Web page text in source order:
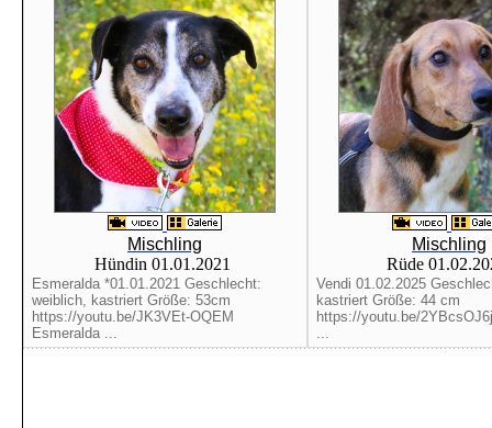
Mischling
Hündin 01.01.2021
Esmeralda *01.01.2021 Geschlecht:
weiblich, kastriert Größe: 53cm
https://youtu.be/JK3VEt-OQEM
Esmeralda ...
Mischling
Rüde
Vendi 01.02.2025
kastriert Größe: 44 cm
https://youtu.be/
...